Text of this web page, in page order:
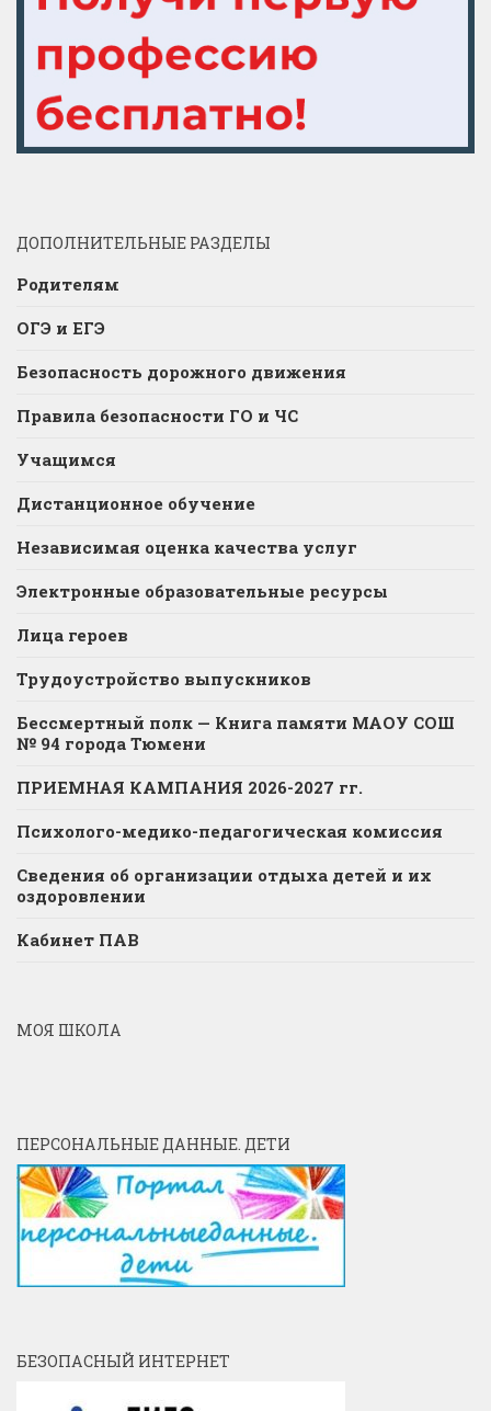
ДОПОЛНИТЕЛЬНЫЕ РАЗДЕЛЫ
Родителям
ОГЭ и ЕГЭ
Безопасность дорожного движения
Правила безопасности ГО и ЧС
Учащимся
Дистанционное обучение
Независимая оценка качества услуг
Электронные образовательные ресурсы
Лица героев
Трудоустройство выпускников
Бессмертный полк — Книга памяти МАОУ СОШ
№ 94 города Тюмени
ПРИЕМНАЯ КАМПАНИЯ 2026-2027 гг.
Психолого-медико-педагогическая комиссия
Сведения об организации отдыха детей и их
оздоровлении
Кабинет ПАВ
МОЯ ШКОЛА
ПЕРСОНАЛЬНЫЕ ДАННЫЕ. ДЕТИ
БЕЗОПАСНЫЙ ИНТЕРНЕТ